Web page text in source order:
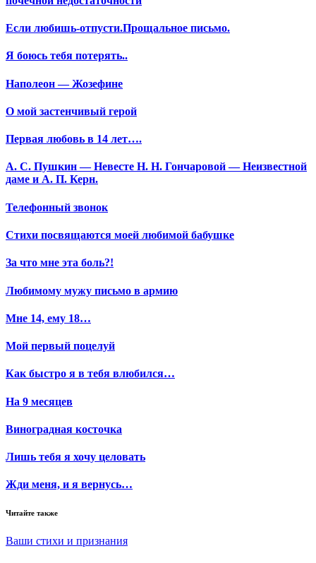
Если любишь-отпусти.Прощальное письмо.
Я боюсь тебя потерять..
Наполеон — Жозефине
О мой застенчивый герой
Первая любовь в 14 лет….
А. С. Пушкин — Невесте Н. Н. Гончаровой — Неизвестной
даме и А. П. Керн.
Телефонный звонок
Стихи посвящаются моей любимой бабушке
За что мне эта боль?!
Любимому мужу письмо в армию
Мне 14, ему 18…
Мой первый поцелуй
Как быстро я в тебя влюбился…
На 9 месяцев
Виноградная косточка
Лишь тебя я хочу целовать
Жди меня, и я вернусь…
Читайте также
Ваши стихи и признания